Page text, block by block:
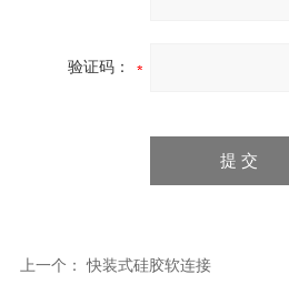
验证码：
上一个： 快装式硅胶软连接